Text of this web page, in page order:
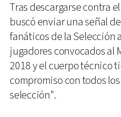
Tras descargarse contra
buscó enviar una señal
fanáticos de la Selección
jugadores convocados al
2018 y el cuerpo técnico
compromiso con todos
selección".